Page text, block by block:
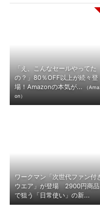
「え、こんなセールやってた
の？」80％OFF以上が続々登
場！Amazonの本気が...
（
on）
ワークマン「次世代ファン付
ウエア」が登場 2900円商品
で狙う「日常使い」の新...